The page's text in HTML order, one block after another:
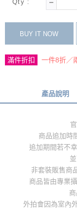
Qty :
BUY IT NOW
滿件折扣 一件8折／
產品說明
商品追加時
追加期間若不
非套裝販售商
商品皆由專業
外拍會因為室內